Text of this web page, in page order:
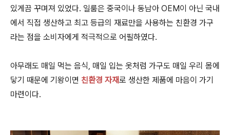
있게끔 꾸며져 있었다. 일룸은 중국이나 동남아 OEM이 아닌 국내
에서 직접 생산하고 최고 등급의 재료만을 사용하는 친환경 가구
라는 점을 소비자에게 적극적으로 어필하였다.
아무래도 매일 먹는 음식, 매일 입는 옷처럼 가구도 매일 우리 몸에
닿기 때문에 기왕이면 친환경 자재로 생산한 제품에 마음이 가기
마련이다.